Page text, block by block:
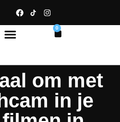
0
om met
in je